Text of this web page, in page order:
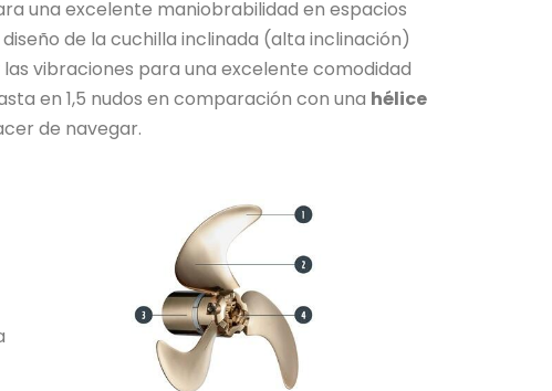
una excelente maniobrabilidad en espacios
de la cuchilla inclinada (alta inclinación)
vibraciones para una excelente comodidad
en 1,5 nudos en comparación con una hélice
de navegar.